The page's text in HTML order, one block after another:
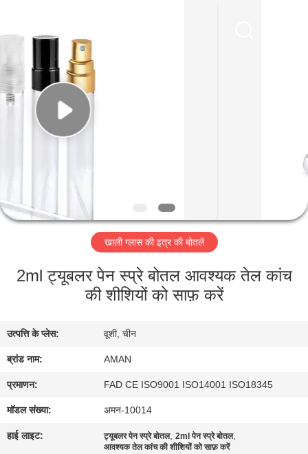
घर
उत्पादों
वीआर
शो
हमारे
कारखाना
दौरा
गुणवत्ता
Rights
ECER
खाली ग्लास की इत्र की बोतलें
2ml ट्यूबलर पेन स्प्रे बोतल आवश्यक तेल कांच
की शीशियों को साफ़ करें
उत्पत्ति के प्लेस: वूशी, चीन
ब्रांड नाम: AMAN
प्रमाणन: FAD CE ISO9001 ISO14001 ISO18345
मॉडल संख्या: अमन-10014
हाई लाइट: ट्यूबलर पेन स्प्रे बोतल,2ml पेन स्प्रे बोतल,
आवश्यक तेल कांच की शीशियों को साफ़ करें